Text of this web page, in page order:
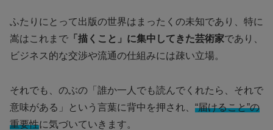
ふたりにとって出版の世界はまったくの未知であり、特に
嵩はこれまで 「描くこと」に集中してきた芸術家であり、
ビジネス的な交渉や流通の仕組みには疎い立場。
それでも、のぶの「誰か一人でも読んでくれたら、それで
意味がある」という言葉に背中を押され、 “届けること”の
重要性に気づいていきます。